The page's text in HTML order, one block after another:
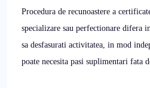
Procedura de recunoastere a
specializare sau perfectionare difera
sa desfasurati activitatea, in mod
poate necesita pasi suplimentari fata